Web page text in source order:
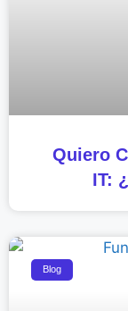
Quiero
IT:
Blog